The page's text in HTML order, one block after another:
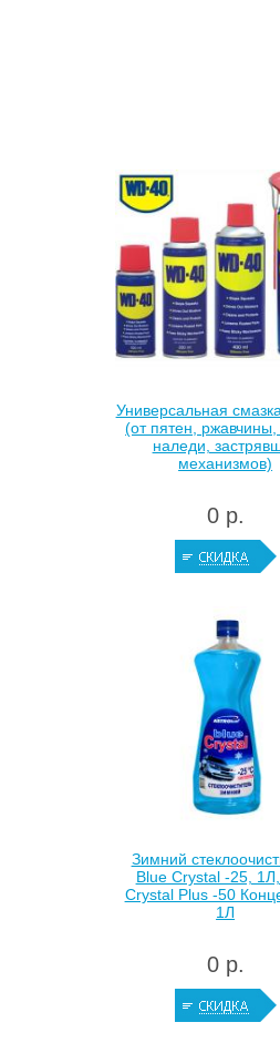
Универсальная
(от пятен, ржавчины,
наледи,
механизмов)
0 р.
Зимний
Blue Crystal -25,
Crystal Plus -50
1Л
0 р.